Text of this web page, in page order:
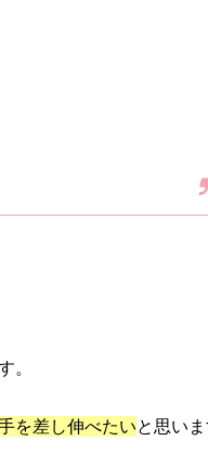
。
を差し伸べたいと思い